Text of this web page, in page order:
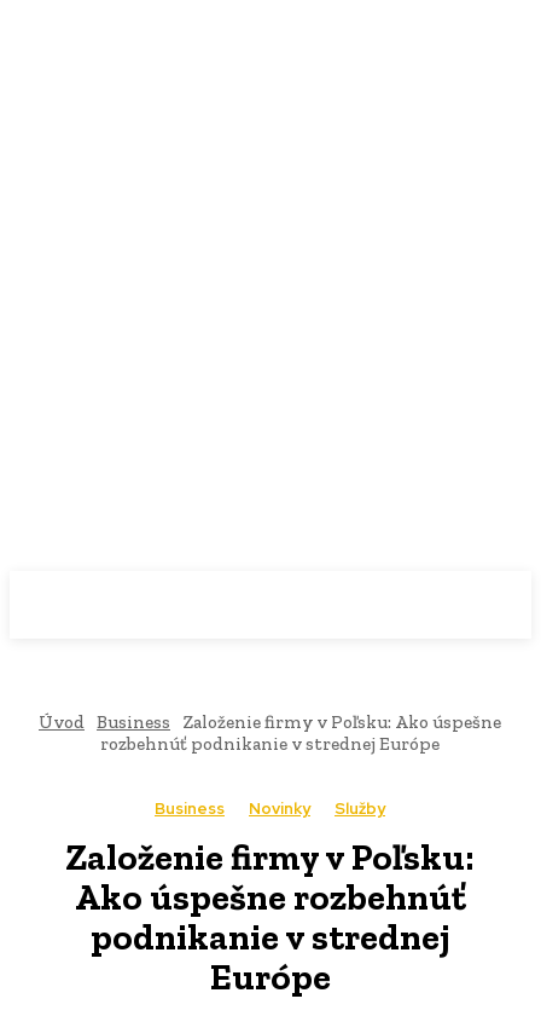
Úvod Business
Založenie firmy v Poľsku: Ako úspešne
rozbehnúť podnikanie v strednej Európe
Business Novinky Služby
Založenie firmy v Poľsku:
Ako úspešne rozbehnúť
podnikanie v strednej
Európe